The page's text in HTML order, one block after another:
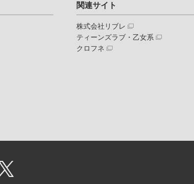
関連サイト
株式会社リブレ
ティーンズラブ・乙女系
クロフネ